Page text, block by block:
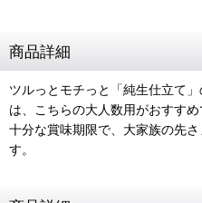
商品詳細
ツルっとモチっと「純生仕立て
は、こちらの大人数用がおすすめ
十分な賞味期限で、大家族の先
す。